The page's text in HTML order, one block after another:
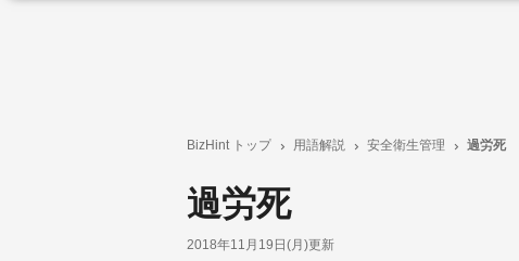
BizHint トップ 用語解説 安全衛生管理 過労死
過労死
2018年11月19日(月)更新